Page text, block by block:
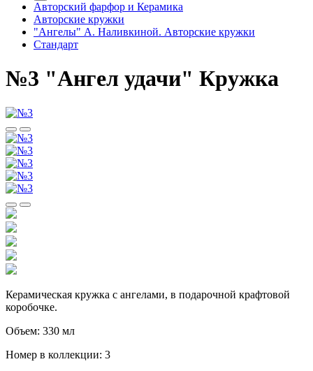
Авторский фарфор и Керамика
Авторские кружки
"Ангелы" А. Наливкиной. Авторские кружки
Стандарт
№3 "Ангел удачи" Кружка
Керамическая кружка с ангелами, в подарочной крафтовой
коробочке.
Объем: 330 мл
Номер в коллекции: 3